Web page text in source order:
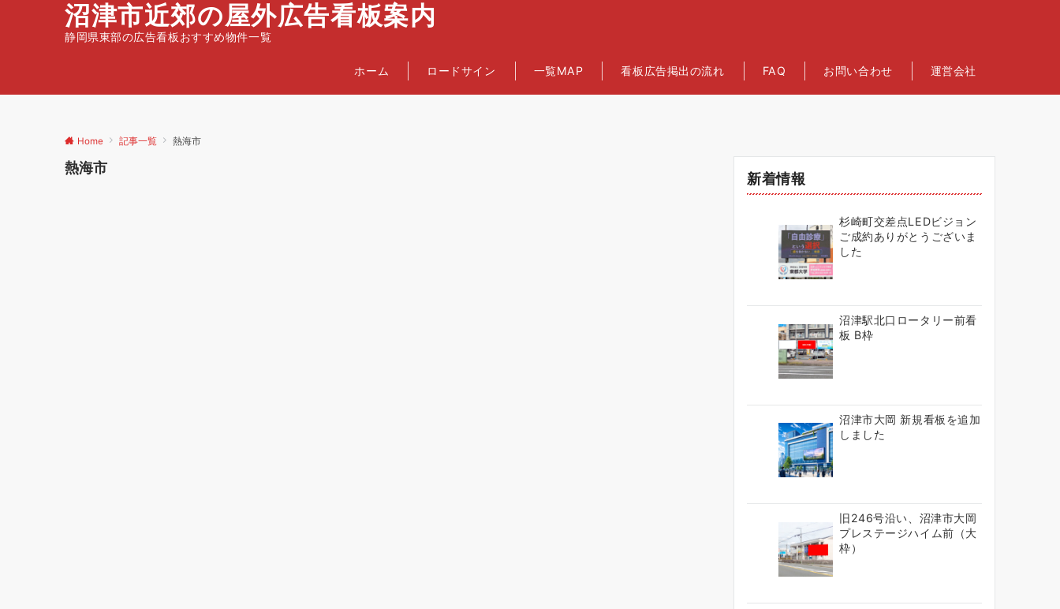
沼津市近郊の屋外広告看板案内
静岡県東部の広告看板おすすめ物件一覧
ホーム ロードサイン 一覧MAP 看板広告掲出の流れ FAQ お問い合わせ 運営会社
Home 記事一覧 熱海市
熱海市
新着情報
杉崎町交差点LEDビジョン
ご成約ありがとうございま
した
沼津駅北口ロータリー前看
板 B枠
沼津市大岡 新規看板を追加
しました
旧246号沿い、沼津市大岡
プレステージハイム前（大
枠）